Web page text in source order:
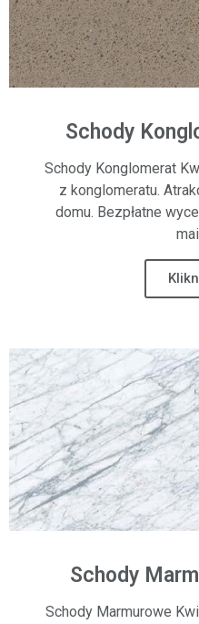
Schody
Schody Konglomerat
z konglomeratu.
domu. Bezpłatne
Schody
Schody Marmurowe